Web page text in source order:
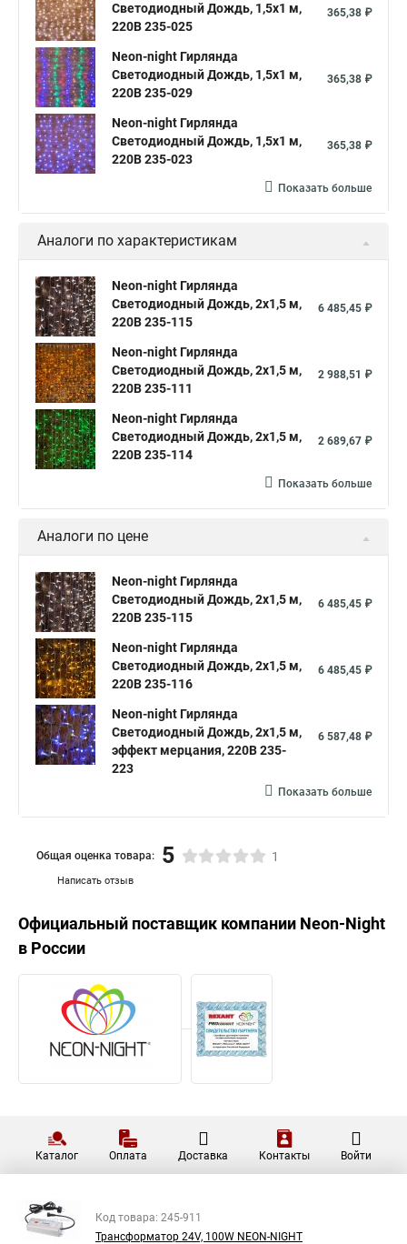
Светодиодный Дождь, 1,5х1 м,
220В 235-025
365,38 ₽
Neon-night Гирлянда
Светодиодный Дождь, 1,5х1 м,
220В 235-029
365,38 ₽
Neon-night Гирлянда
Светодиодный Дождь, 1,5х1 м,
220В 235-023
365,38 ₽
Показать больше
Аналоги по характеристикам
Neon-night Гирлянда
Светодиодный Дождь, 2х1,5 м,
220В 235-115
6 485,45 ₽
Neon-night Гирлянда
Светодиодный Дождь, 2х1,5 м,
220В 235-111
2 988,51 ₽
Neon-night Гирлянда
Светодиодный Дождь, 2х1,5 м,
220В 235-114
2 689,67 ₽
Показать больше
Аналоги по цене
Neon-night Гирлянда
Светодиодный Дождь, 2х1,5 м,
220В 235-115
6 485,45 ₽
Neon-night Гирлянда
Светодиодный Дождь, 2х1,5 м,
220В 235-116
6 485,45 ₽
Neon-night Гирлянда
Светодиодный Дождь, 2х1,5 м,
эффект мерцания, 220В 235-
223
6 587,48 ₽
Показать больше
Написать отзыв
Общая оценка товара: 5 1
Официальный поставщик компании Neon-Night
в России
Каталог Оплата Доставка Контакты Войти
Код товара: 245-911
Трансформатор 24V, 100W NEON-NIGHT